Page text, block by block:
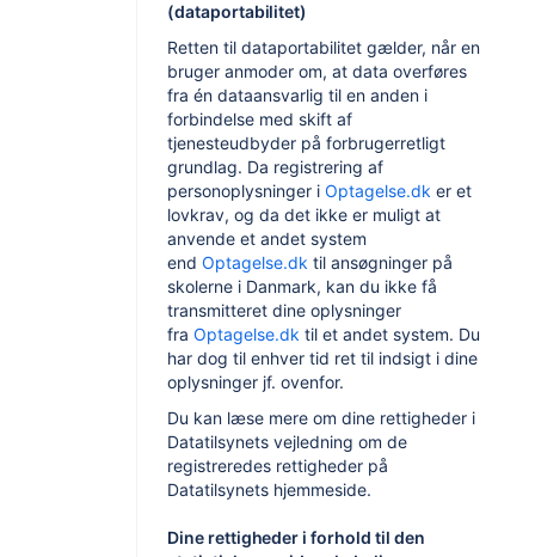
(dataportabilitet)
Retten til dataportabilitet gælder, når en
bruger anmoder om, at data overføres
fra én dataansvarlig til en anden i
forbindelse med skift af
tjenesteudbyder på forbrugerretligt
grundlag. Da registrering af
personoplysninger i Optagelse.dk er et
lovkrav, og da det ikke er muligt at
anvende et andet system
end Optagelse.dk til ansøgninger på
skolerne i Danmark, kan du ikke få
transmitteret dine oplysninger
fra Optagelse.dk til et andet system. Du
har dog til enhver tid ret til indsigt i dine
oplysninger jf. ovenfor.
Du kan læse mere om dine rettigheder i
Datatilsynets vejledning om de
registreredes rettigheder på
Datatilsynets hjemmeside.
Dine rettigheder i forhold til den